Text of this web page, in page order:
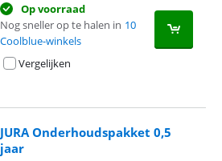
Op voorraad
Nog sneller op te halen in 10
Coolblue-winkels
Vergelijken
JURA Onderhoudspakket 0,5
jaar